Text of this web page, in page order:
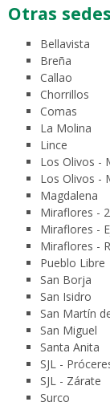
Otras sedes
Bellavista
Breña
Callao
Chorrillos
Comas
La Molina
Lince
Los Olivos -
Los Olivos -
Magdalena
Miraflores -
Miraflores -
Miraflores -
Pueblo Libre
San Borja
San Isidro
San Martín
San Miguel
Santa Anita
SJL -
SJL - Zárate
Surco